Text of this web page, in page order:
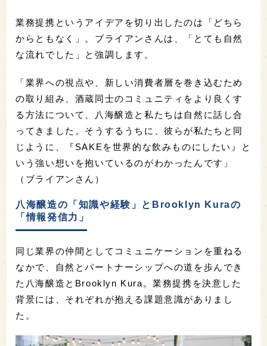
業務提携というアイデアを切り出したのは「どちら
からともなく」。ブライアンさんは、「とても自然
な流れでした」と強調します。
「業界への視点や、新しい消費者層を巻き込むため
の取り組み、酒蔵同士のコミュニティをより良くす
る方法について、八海醸造と私たちは自然に話し合
ってきました。そうするうちに、彼らが私たちと同
じように、『SAKEを世界的な飲みものにしたい』と
いう強い想いを抱いているのがわかったんです」
（ブライアンさん）
八海醸造の「知識や経験」とBrooklyn Kuraの
「情報発信力」
同じ業界の仲間としてコミュニケーションを重ねる
なかで、自然とパートナーシップへの道を歩んでき
た八海醸造とBrooklyn Kura。業務提携を決意した
背景には、それぞれが抱える課題意識がありまし
た。